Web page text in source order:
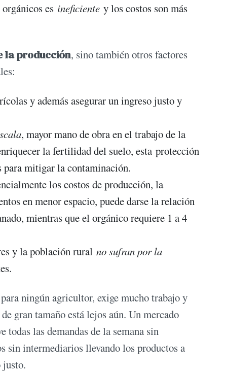
es ineficiente y los costos son más
la producción, sino también otros factores
y además asegurar un ingreso justo y
, mayor mano de obra en el trabajo de la
la fertilidad del suelo, esta protección
mitigar la contaminación.
los costos de producción, la
en menor espacio, puede darse la relación
mientras que el orgánico requiere 1 a 4
y la población rural no sufran por la
ningún agricultor, exige mucho trabajo y
gran tamaño está lejos aún. Un mercado
las demandas de la semana sin
sin intermediarios llevando los productos a